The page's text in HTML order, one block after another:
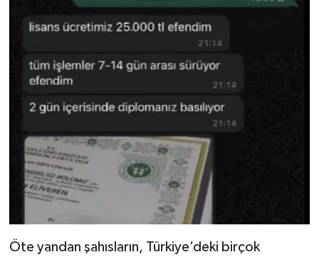
Öte yandan şahısların, Türkiye’deki birçok